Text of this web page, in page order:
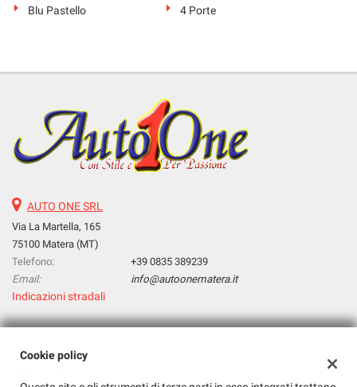
Blu Pastello
4 Porte
AUTO ONE SRL
Via La Martella, 165
75100 Matera (MT)
Telefono:
+39 0835 389239
Email:
info@autoonematera.it
Indicazioni stradali
Dati fiscali:
Cookie policy